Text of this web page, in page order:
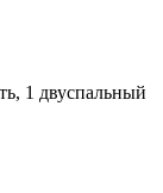
1 двуспальный